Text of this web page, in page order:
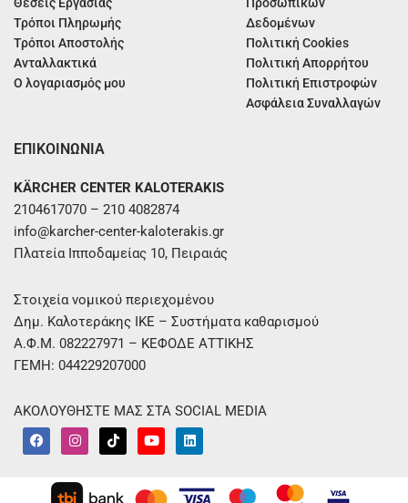
Θέσεις Εργασίας
Τρόποι Πληρωμής
Τρόποι Αποστολής
Ανταλλακτικά
Ο λογαριασμός μου
Προσωπικών
Δεδομένων
Πολιτική Cookies
Πολιτική Απορρήτου
Πολιτική Επιστροφών
Ασφάλεια Συναλλαγών
ΕΠΙΚΟΙΝΩΝΙΑ
KÄRCHER CENTER KALOTERAKIS
2104617070 – 210 4082874
info@karcher-center-kaloterakis.gr
Πλατεία Ιπποδαμείας 10, Πειραιάς
Στοιχεία νομικού περιεχομένου
Δημ. Καλοτεράκης ΙΚΕ – Συστήματα καθαρισμού
Α.Φ.Μ. 082227971 – ΚΕΦΟΔΕ ΑΤΤΙΚΗΣ
ΓΕΜΗ: 044229207000
ΑΚΟΛΟΥΘΗΣΤΕ ΜΑΣ ΣΤΑ SOCIAL MEDIA
F
a
c
I
n
s
a
T
i
k
o
Y
o
u
u
L
i
n
e